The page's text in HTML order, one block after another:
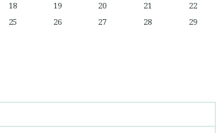
18 19 20 21
22
25 26 27 28
29